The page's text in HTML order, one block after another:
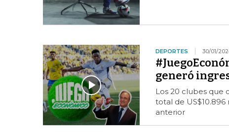
DEPORTES 30/01/
generó
Los 20 clubes que
total de
anterior